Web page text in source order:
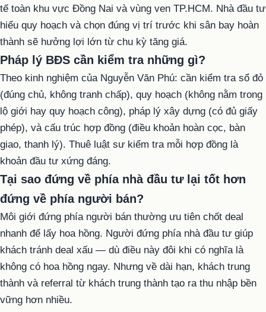
tế toàn khu vực Đồng Nai và vùng ven TP.HCM. Nhà đầu tư
hiểu quy hoạch và chọn đúng vị trí trước khi sân bay hoàn
thành sẽ hưởng lợi lớn từ chu kỳ tăng giá.
Pháp lý BĐS cần kiểm tra những gì?
Theo kinh nghiệm của Nguyễn Văn Phú: cần kiểm tra sổ đỏ
(đúng chủ, không tranh chấp), quy hoạch (không nằm trong
lộ giới hay quy hoạch công), pháp lý xây dựng (có đủ giấy
phép), và cấu trúc hợp đồng (điều khoản hoàn cọc, bàn
giao, thanh lý). Thuê luật sư kiểm tra mỗi hợp đồng là
khoản đầu tư xứng đáng.
Tại sao đứng về phía nhà đầu tư lại tốt hơn
đứng về phía người bán?
Môi giới đứng phía người bán thường ưu tiên chốt deal
nhanh để lấy hoa hồng. Người đứng phía nhà đầu tư giúp
khách tránh deal xấu — dù điều này đôi khi có nghĩa là
không có hoa hồng ngay. Nhưng về dài hạn, khách trung
thành và referral từ khách trung thành tạo ra thu nhập bền
vững hơn nhiều.